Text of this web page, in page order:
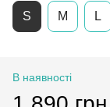
S M L
В наявності